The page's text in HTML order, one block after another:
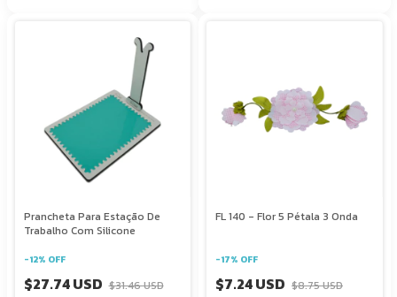
Prancheta Para Estação De
Trabalho Com Silicone
-12% OFF
$27.74 USD $31.46 USD
FL 140 - Flor 5 Pétala 3 Onda
-17% OFF
$7.24 USD $8.75 USD